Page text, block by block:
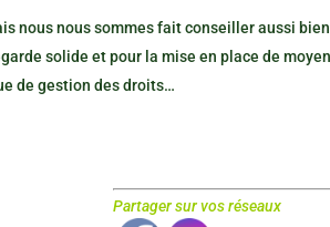
nous nous sommes fait conseiller aussi
solide et pour la mise en place de
de gestion des droits…
Partager sur vos réseaux